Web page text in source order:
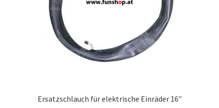
Ersatzschlauch für elektrische Einräder 16″